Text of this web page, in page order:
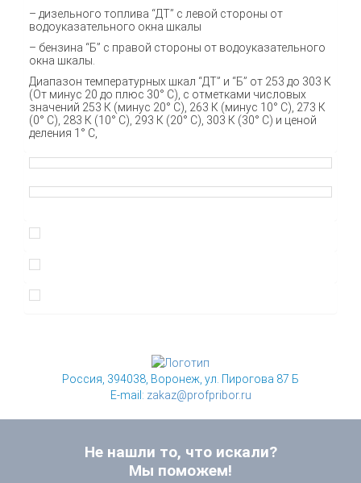
– дизельного топлива “ДТ” с левой стороны от
водоуказательного окна шкалы
– бензина “Б” с правой стороны от водоуказательного
окна шкалы.
Диапазон температурных шкал “ДТ” и “Б” от 253 до 303 К
(От минус 20 до плюс 30° С), с отметками числовых
значений 253 К (минус 20° С), 263 К (минус 10° С), 273 К
(0° С), 283 К (10° С), 293 К (20° С), 303 К (30° С) и ценой
деления 1° С,
Россия, 394038, Воронеж, ул. Пирогова 87 Б
E-mail: zakaz@profpribor.ru
Не нашли то, что искали?
Мы поможем!